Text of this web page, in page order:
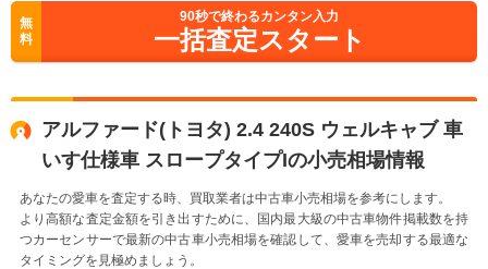
無
料
90秒で終わるカンタン入力
一括査定スタート
アルファード(トヨタ) 2.4 240S ウェルキャブ 車
いす仕様車 スロープタイプIの小売相場情報
あなたの愛車を査定する時、買取業者は中古車小売相場を参考にします。
より高額な査定金額を引き出すために、国内最大級の中古車物件掲載数を持
つカーセンサーで最新の中古車小売相場を確認して、愛車を売却する最適な
タイミングを見極めましょう。